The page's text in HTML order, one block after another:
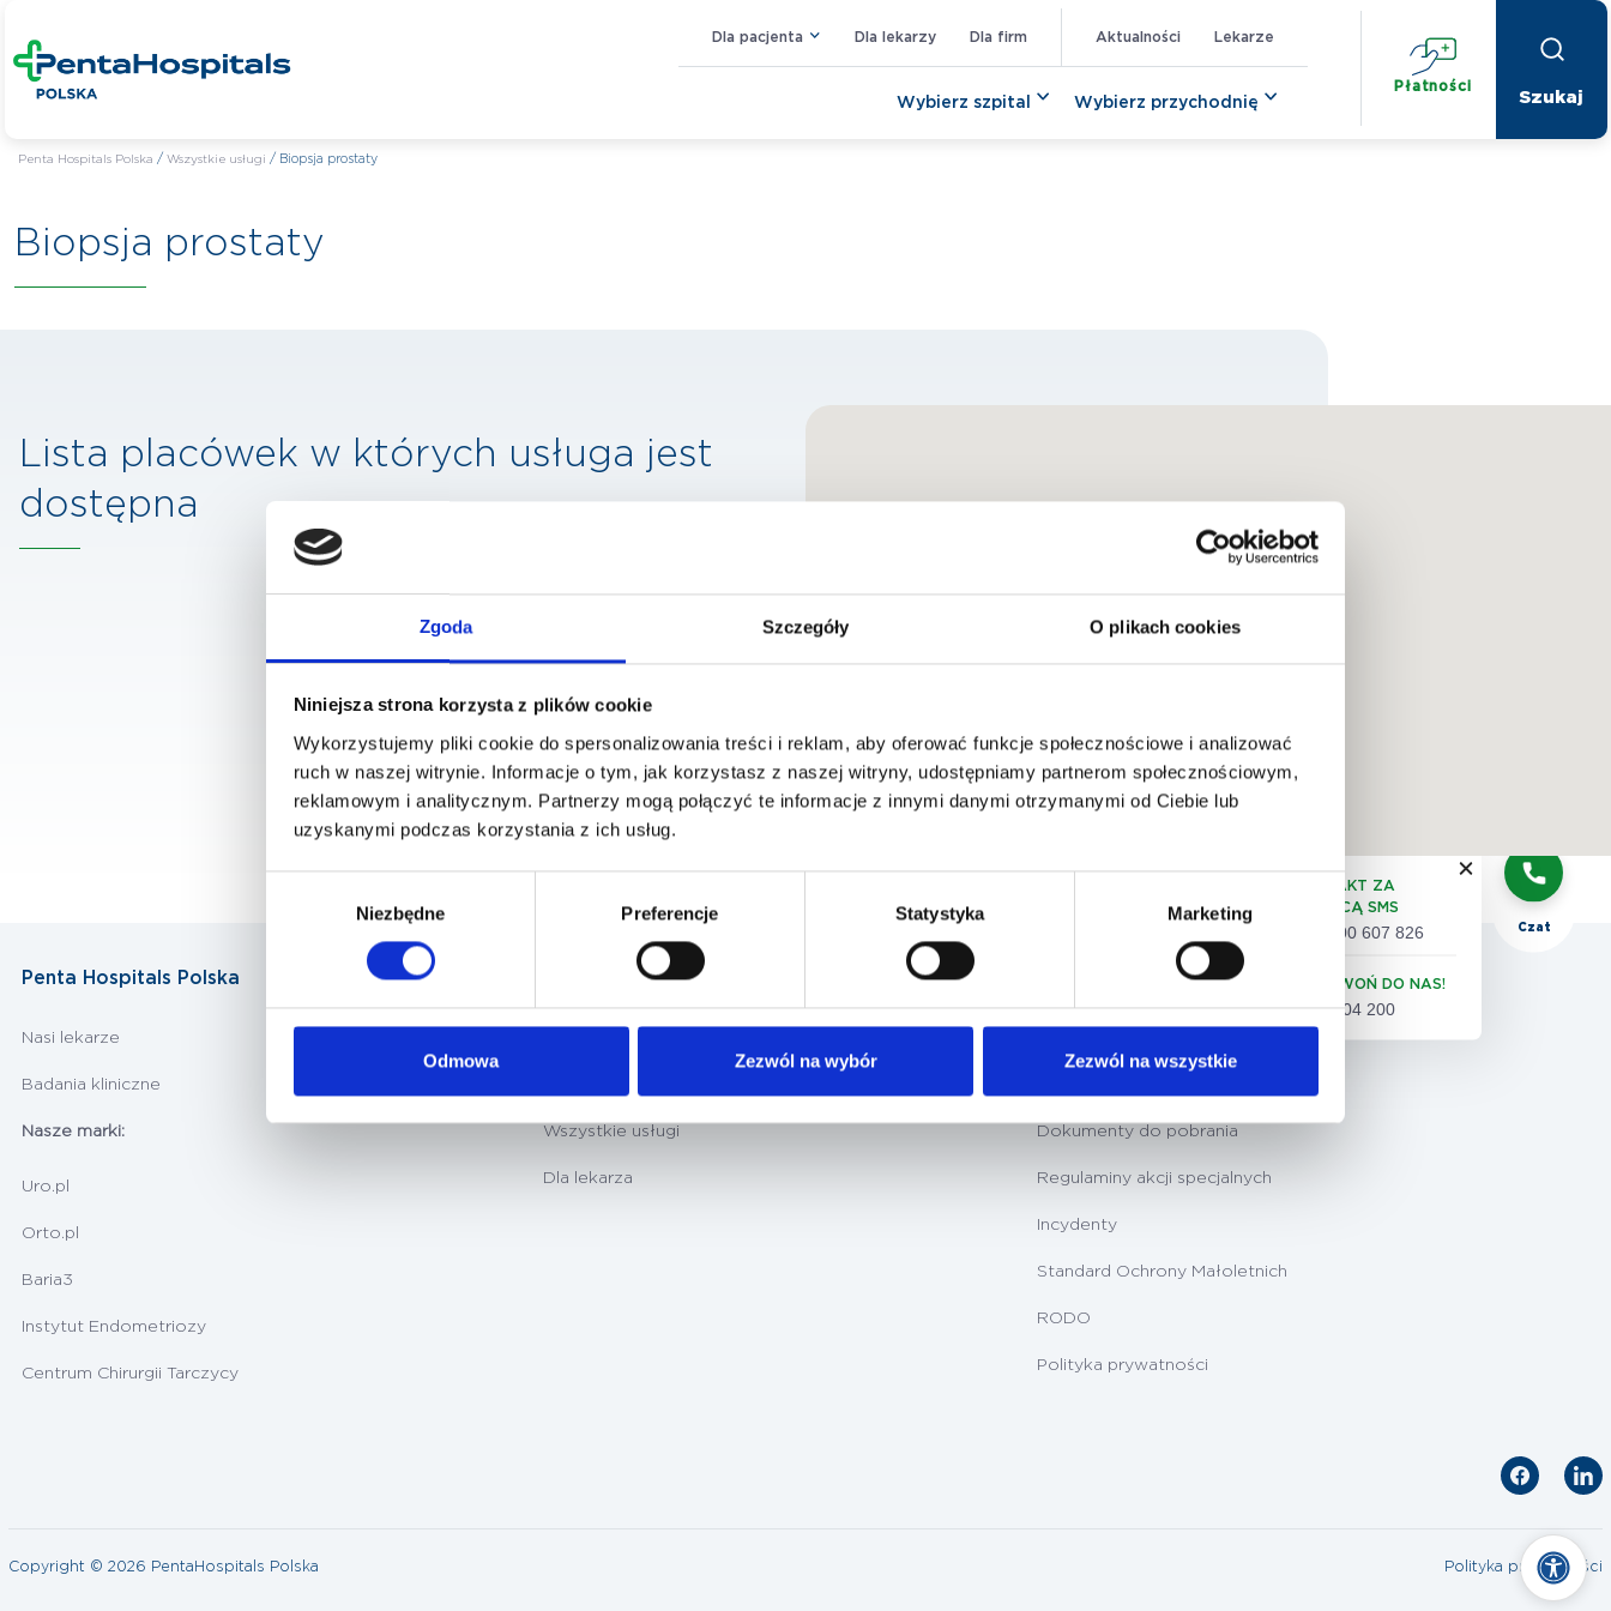
Zgoda Szczegóły O plikach cookies
Niniejsza strona korzysta z plików cookie
Wykorzystujemy pliki cookie do spersonalizowania treści i reklam, aby oferować funkcje społecznościowe i analizować
ruch w naszej witrynie. Informacje o tym, jak korzystasz z naszej witryny, udostępniamy partnerom społecznościowym,
reklamowym i analitycznym. Partnerzy mogą połączyć te informacje z innymi danymi otrzymanymi od Ciebie lub
uzyskanymi podczas korzystania z ich usług.
Niezbędne Preferencje Statystyka Marketing
Odmowa Zezwól na wybór Zezwól na wszystkie
Dla pacjenta Dla lekarzy Dla firm Aktualności Lekarze
Płatności
Wybierz szpital Wybierz przychodnię
Penta Hospitals Polska / Wszystkie usługi / Biopsja prostaty
Biopsja prostaty
Lista placówek w których usługa jest
dostępna
Penta Hospitals Polska
Nasi lekarze
Badania kliniczne
Nasze marki:
Uro.pl
Orto.pl
Baria3
Instytut Endometriozy
Centrum Chirurgii Tarczycy
Nasza oferta
Wszystkie usługi
Dla lekarza
Dokumenty do pobrania
Regulaminy akcji specjalnych
Incydenty
Standard Ochrony Małoletnich
RODO
Polityka prywatności
Copyright © 2026 PentaHospitals Polska Polityka prywatności
KONTAKT ZA
POMOCĄ SMS
+48 500 607 826
ZADZWOŃ DO NAS!
61 86 04 200
Czat